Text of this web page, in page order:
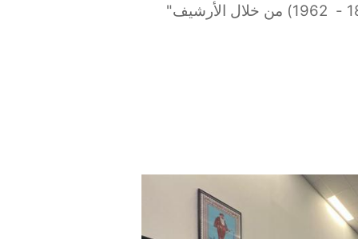
وفي هذا الإطار ، تم تنظيم معرض، حول" تضحيات ومقاومة الشعب الجزائري ضد جرائم الاستعمار الفرنسي ( 1830 - 1962) من خلال الأرشيف"